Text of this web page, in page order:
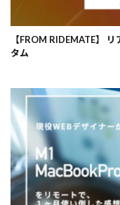
【FROM RIDEMATE】
タム